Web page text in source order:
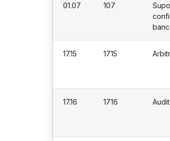
01.07 107
17.15 1715
17.16 1716